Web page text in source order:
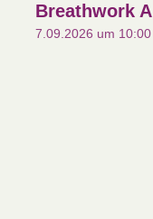
Breathwork
7.09.2026 um 10:00